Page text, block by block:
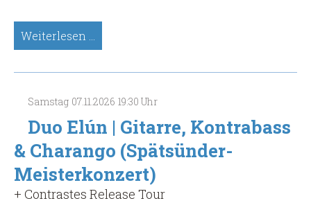
Weiterlesen …
Stephan
Bormann.
Samstag 07.11.2026 19:30 Uhr
Duo Elún | Gitarre, Kontrabass
& Charango (Spätsünder-
Meisterkonzert)
+ Contrastes Release Tour